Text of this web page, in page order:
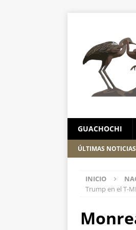
GUACHOCHI
ÚLTIMAS NOTICIAS
INICIO
Trump en el T-